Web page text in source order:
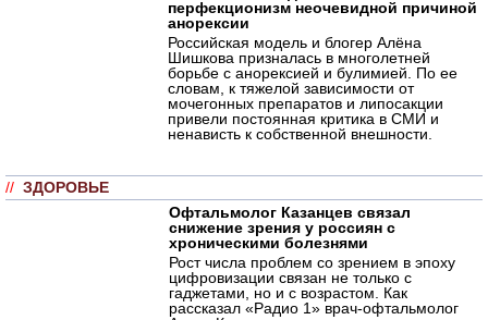
перфекционизм неочевидной причиной
анорексии
Российская модель и блогер Алёна
Шишкова призналась в многолетней
борьбе с анорексией и булимией. По ее
словам, к тяжелой зависимости от
мочегонных препаратов и липосакции
привели постоянная критика в СМИ и
ненависть к собственной внешности.
// ЗДОРОВЬЕ
Офтальмолог Казанцев связал
снижение зрения у россиян с
хроническими болезнями
Рост числа проблем со зрением в эпоху
цифровизации связан не только с
гаджетами, но и с возрастом. Как
рассказал «Радио 1» врач-офтальмолог